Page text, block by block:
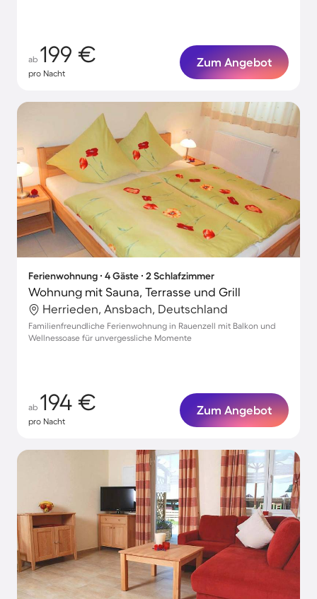
ab 199 €
pro Nacht
Zum Angebot
Ferienwohnung ∙ 4 Gäste ∙ 2 Schlafzimmer
Wohnung mit Sauna, Terrasse und Grill
Herrieden, Ansbach, Deutschland
Familienfreundliche Ferienwohnung in Rauenzell mit Balkon und
Wellnessoase für unvergessliche Momente
ab 194 €
pro Nacht
Zum Angebot